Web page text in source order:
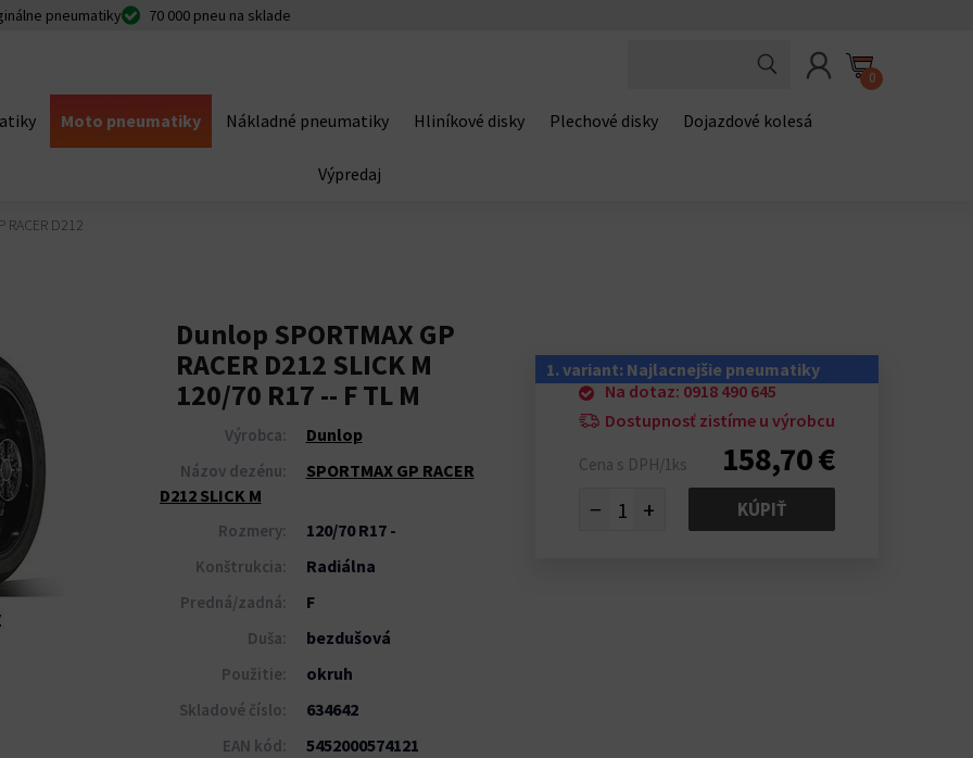
pneumatiky 70 000 pneu na sklade
0
Moto pneumatiky Nákladné pneumatiky Hliníkové disky Plechové disky Dojazdové kolesá
Výpredaj
RACER D212
Dunlop SPORTMAX GP
RACER D212 SLICK M
120/70 R17 -- F TL M
1. variant: Najlacnejšie pneumatiky
Na dotaz: 0918 490 645
Dostupnosť zistíme u výrobcu
Cena s DPH/1ks 158,70 €
− + KÚPIŤ
Výrobca: Dunlop
Názov dezénu:
SPORTMAX GP RACER
D212 SLICK M
Rozmery: 120/70 R17 -
Konštrukcia: Radiálna
Predná/zadná: F
Duša: bezdušová
Použitie: okruh
Skladové číslo: 634642
EAN kód: 5452000574121